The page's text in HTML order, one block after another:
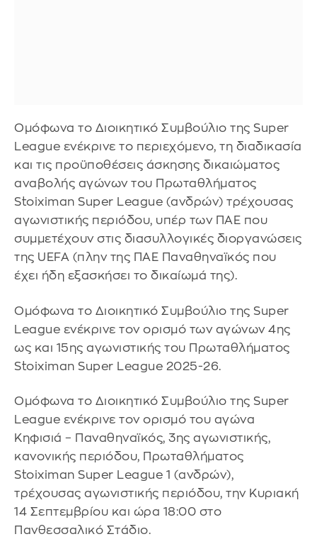
Ομόφωνα το Διοικητικό Συμβούλιο της Super
League ενέκρινε το περιεχόμενο, τη διαδικασία
και τις προϋποθέσεις άσκησης δικαιώματος
αναβολής αγώνων του Πρωταθλήματος
Stoiximan Super League (ανδρών) τρέχουσας
αγωνιστικής περιόδου, υπέρ των ΠΑΕ που
συμμετέχουν στις διασυλλογικές διοργανώσεις
της UEFA (πλην της ΠΑΕ Παναθηναϊκός που
έχει ήδη εξασκήσει το δικαίωμά της).
Ομόφωνα το Διοικητικό Συμβούλιο της Super
League ενέκρινε τον ορισμό των αγώνων 4ης
ως και 15ης αγωνιστικής του Πρωταθλήματος
Stoiximan Super League 2025-26.
Ομόφωνα το Διοικητικό Συμβούλιο της Super
League ενέκρινε τον ορισμό του αγώνα
Κηφισιά – Παναθηναϊκός, 3ης αγωνιστικής,
κανονικής περιόδου, Πρωταθλήματος
Stoiximan Super League 1 (ανδρών),
τρέχουσας αγωνιστικής περιόδου, την Κυριακή
14 Σεπτεμβρίου και ώρα 18:00 στο
Πανθεσσαλικό Στάδιο.